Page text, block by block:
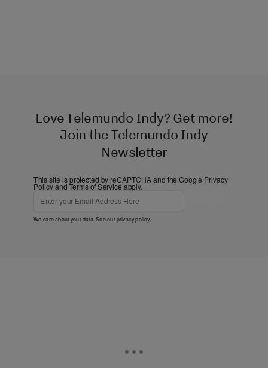
Love Telemundo Indy? Get more!
Join the Telemundo Indy
Newsletter
This site is protected by reCAPTCHA and the Google Privacy
PolicyandTerms of Service apply.
We care about your data. See ourprivacy policy.